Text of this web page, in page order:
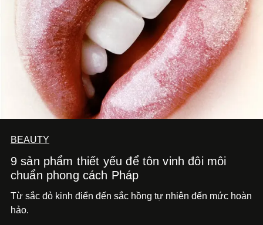
BEAUTY
9 sản phẩm thiết yếu để tôn vinh đôi môi
chuẩn phong cách Pháp
Từ sắc đỏ kinh điển đến sắc hồng tự nhiên đến mức hoàn
hảo.